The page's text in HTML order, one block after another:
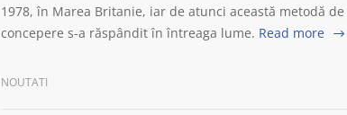
1978, în Marea Britanie, iar de atunci această metodă de
concepere s-a răspândit în întreaga lume. Read more
NOUTATI